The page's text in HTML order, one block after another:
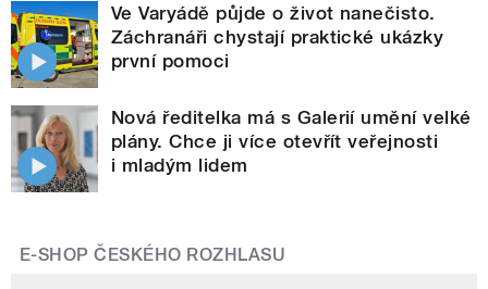
Ve Varyádě půjde o život nanečisto.
Záchranáři chystají praktické ukázky
první pomoci
Nová ředitelka má s Galerií umění velké
plány. Chce ji více otevřít veřejnosti
i mladým lidem
E-SHOP ČESKÉHO ROZHLASU